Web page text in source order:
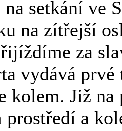
na setkání ve
na zítřejší
za
vydává
kolem. Již
a